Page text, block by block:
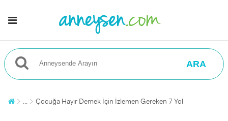
ARA
... Çocuğa Hayır Demek İçin İzlemen Gereken 7 Yol